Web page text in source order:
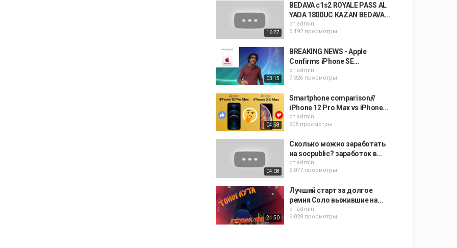
16:27
BEDAVA c1s2 ROYALE PASS AL
YADA 1800UC KAZAN BEDAVA...
от admin
6,192 просмотры
03:15
BREAKING NEWS - Apple
Confirms iPhone SE...
от admin
7,326 просмотры
04:58
Smartphone comparison///
iPhone 12 Pro Max vs iPhone...
от admin
908 просмотры
04:08
Сколько можно заработать
на socpublic? заработок в...
от admin
6,077 просмотры
24:50
Лучший старт за долгое
ремня Соло выжившие на...
от admin
6,028 просмотры